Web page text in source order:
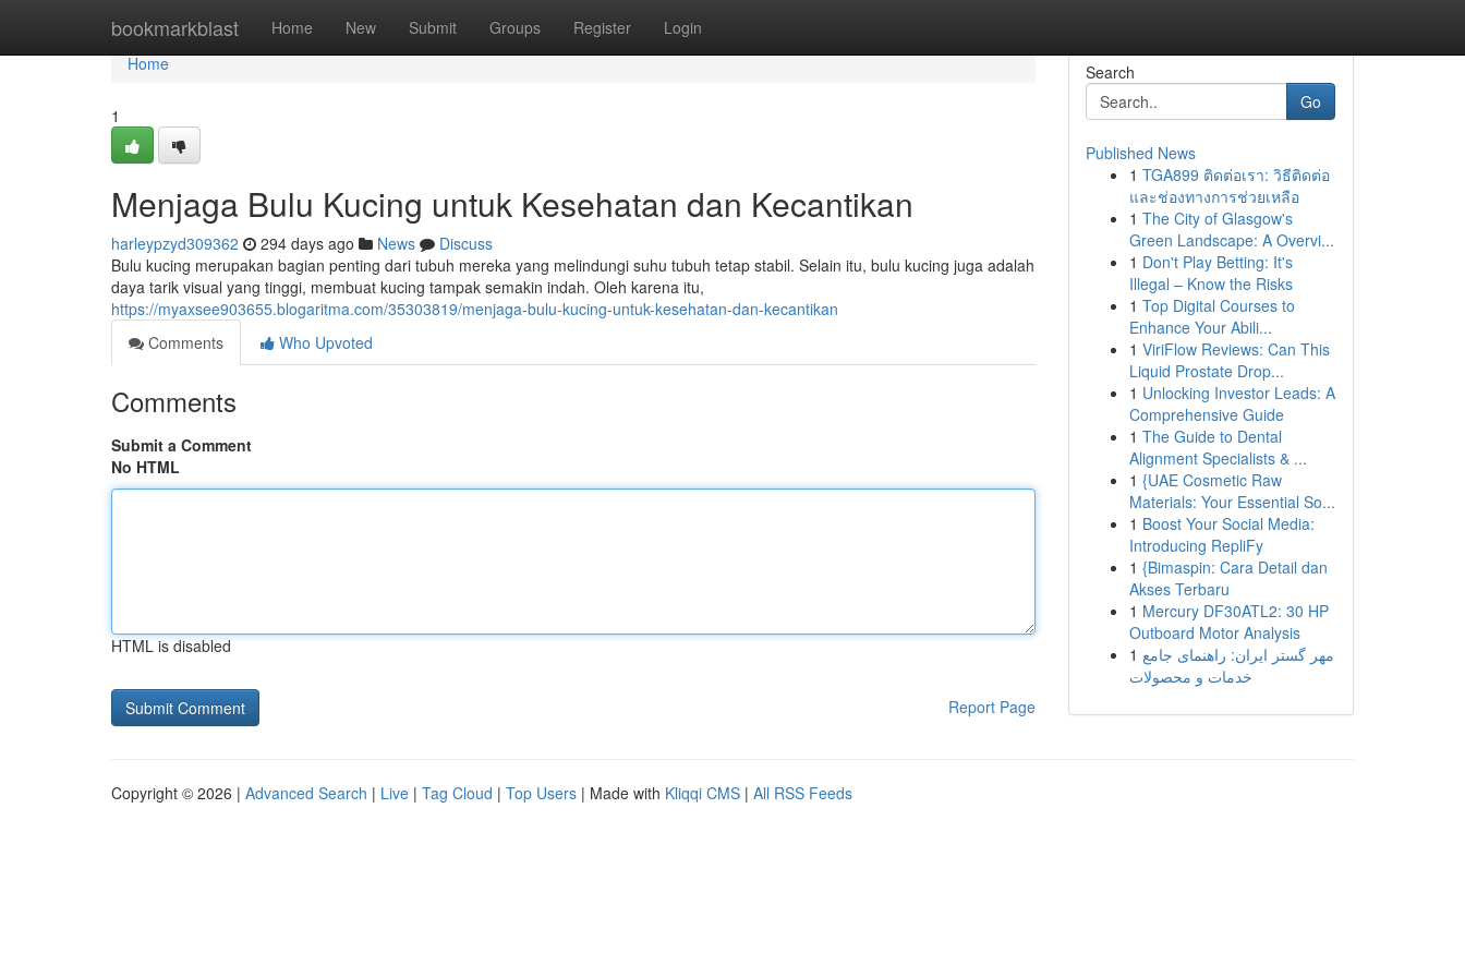
bookmarkblast Home New Submit Groups Register Login
Home
Home
1
Menjaga Bulu Kucing untuk Kesehatan dan Kecantikan
harleypzyd309362 294 days ago News
Discuss
Bulu kucing merupakan bagian penting dari tubuh mereka yang melindungi suhu tubuh tetap stabil. Selain itu, bulu kucing juga adalah
daya tarik visual yang tinggi, membuat kucing tampak semakin indah. Oleh karena itu,
https://myaxsee903655.blogaritma.com/35303819/menjaga-bulu-kucing-untuk-kesehatan-dan-kecantikan
Comments
Who Upvoted
Comments
Submit a Comment
No HTML
HTML is disabled
Report Page
Search
Go
Published News
1 TGA899 ติดต่อเรา: วิธีติดต่อ
และช่องทางการช่วยเหลือ
1 The City of Glasgow's
Green Landscape: A Overvi...
1 Don't Play Betting: It's
Illegal – Know the Risks
1 Top Digital Courses to
Enhance Your Abili...
1 ViriFlow Reviews: Can This
Liquid Prostate Drop...
1 Unlocking Investor Leads: A
Comprehensive Guide
1 The Guide to Dental
Alignment Specialists & ...
1 {UAE Cosmetic Raw
Materials: Your Essential So...
1 Boost Your Social Media:
Introducing RepliFy
1 {Bimaspin: Cara Detail dan
Akses Terbaru
1 Mercury DF30ATL2: 30 HP
Outboard Motor Analysis
1 مهر گستر ایران: راهنمای جامع
خدمات و محصولات
Copyright © 2026 | Advanced Search | Live | Tag Cloud | Top Users | Made with Kliqqi CMS | All RSS Feeds